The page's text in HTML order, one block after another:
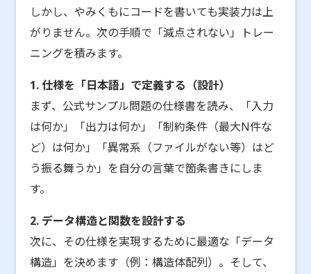
しかし、やみくもにコードを書いても実装力は上
がりません。次の手順で「減点されない」トレー
ニングを積みます。
1. 仕様を「日本語」で定義する（設計）
まず、公式サンプル問題の仕様書を読み、「入力
は何か」「出力は何か」「制約条件（最大N件な
ど）は何か」「異常系（ファイルがない等）はど
う振る舞うか」を自分の言葉で箇条書きにしま
す。
2. データ構造と関数を設計する
次に、その仕様を実現するために最適な「データ
構造」を決めます（例：構造体配列）。そして、